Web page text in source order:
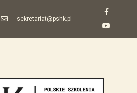
sekretariat@pshk.pl